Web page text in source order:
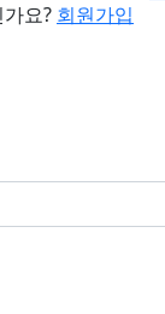
요? 회원가입